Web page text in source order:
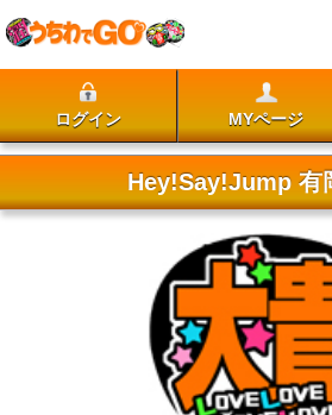
ログイン MYページ
Hey!Say!Jump 有